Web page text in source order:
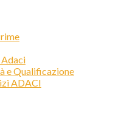
Adaci
e Qualificazione
ADACI